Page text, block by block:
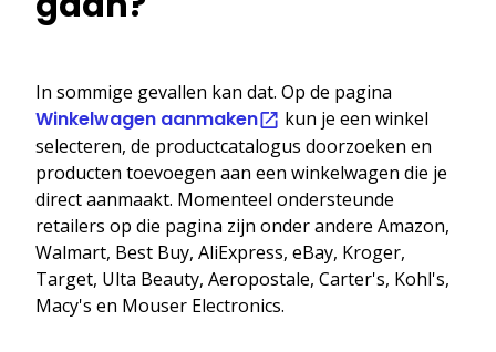
In sommige gevallen kan dat. Op de pagina
Winkelwagen aanmaken
kun je een winkel
selecteren, de productcatalogus doorzoeken en
producten toevoegen aan een winkelwagen die je
direct aanmaakt. Momenteel ondersteunde
retailers op die pagina zijn onder andere Amazon,
Walmart, Best Buy, AliExpress, eBay, Kroger,
Target, Ulta Beauty, Aeropostale, Carter's, Kohl's,
Macy's en Mouser Electronics.